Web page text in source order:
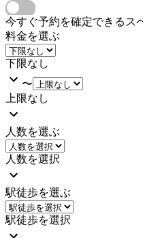
今すぐ予約を確定できるス
料金を選ぶ
下限なし
〜
上限なし
人数を選ぶ
人数を選択
駅徒歩を選ぶ
駅徒歩を選択